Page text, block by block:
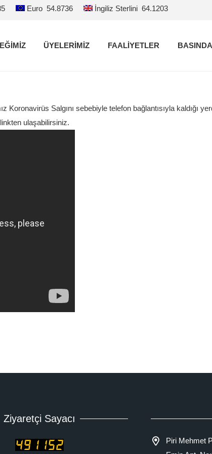
Euro 54.8736 İngiliz Sterlini 64.1203
ÜYELERİMİZ FAALİYETLER
Salgını sebebiyle telefon bağlantısıyla kaldığı
ulaşabilirsiniz.
Ziyaretçi Sayacı
Piri Mehmet